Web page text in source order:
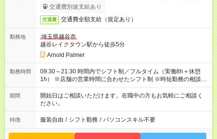
交通費別途支給あり
交通費 交通費全額支給（規定あり）
勤務地
埼玉県越谷市
越谷レイクタウン駅から徒歩5分
Arnold Palmer
勤務時間
09:30～21:30 時間内でシフト制／フルタイム（実働8h＋休憩
1h） ※店舗の営業時間に合わせたシフト制 ※時短勤務の相談可
能 【営業時間】10:00～21:00
期間
開始日はご相談いただけます。在職中の方もお気軽にご相談く
ださい。
特徴 服装自由 / シフト勤務 / パソコンスキル不要